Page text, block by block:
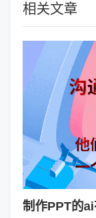
相关文章
制作PPT的